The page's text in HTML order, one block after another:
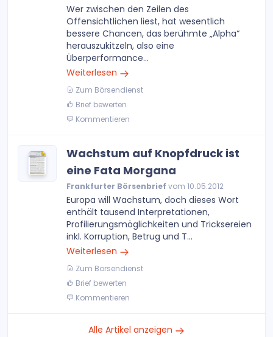
Wer zwischen den Zeilen des
Offensichtlichen liest, hat wesentlich
bessere Chancen, das berühmte „Alpha“
herauszukitzeln, also eine
Überperformance...
Weiterlesen
Zum Börsendienst
Brief bewerten
Kommentieren
Wachstum auf Knopfdruck ist
eine Fata Morgana
Frankfurter Börsenbrief vom 10.05.2012
Europa will Wachstum, doch dieses Wort
enthält tausend Interpretationen,
Profilierungsmöglichkeiten und Tricksereien
inkl. Korruption, Betrug und T...
Weiterlesen
Zum Börsendienst
Brief bewerten
Kommentieren
Alle Artikel anzeigen